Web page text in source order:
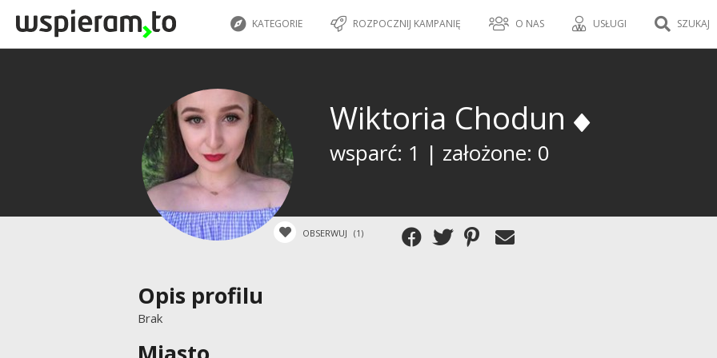
KATEGORIE ROZPOCZNIJ KAMPANIĘ O NAS USŁUGI SZUKAJ
Wiktoria Chodun
wsparć: 1 | założone: 0
OBSERWUJ (1)
Opis profilu
Brak